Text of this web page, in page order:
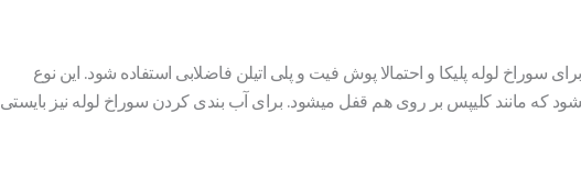
سوراخ لوله پلیکا و احتمالا پوش فیت و پلی اتیلن فاضلابی استفاده شود. این نوع
که مانند کلیپس بر روی هم قفل میشود. برای آب بندی کردن سوراخ لوله نیز بایستی